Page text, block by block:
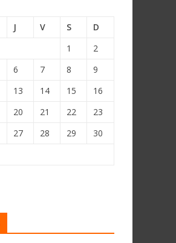
J V S
D
1
2
6 7 8
9
13 14 15
16
20 21 22
23
27 28 29
30